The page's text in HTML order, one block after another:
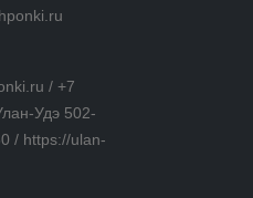
/ +7
Удэ 502-
/ https://ulan-